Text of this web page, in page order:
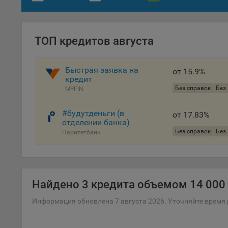
На
это
ТОП кредитов августа
Быстрая заявка на
кредит
MYFIN
от 15.9%
Без справок Без
#будутденьги (в
отделении банка)
Паритетбанк
от 17.83%
Без справок Без
Найдено 3 кредита объемом 14 000
Информация обновлена 7 августа 2026. Уточняйте время